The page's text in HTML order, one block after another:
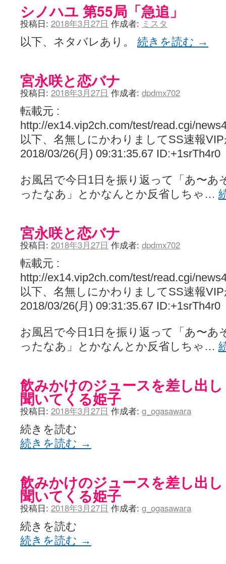
シノハユ 第55局「急追」
投稿日: 2018年3月27日 作成者: ミスタ
以下、ネタバレあり。 続きを読む →
宮永咲と恋バナ
投稿日: 2018年3月27日 作成者: dpdmx702
転載元 :
http://ex14.vip2ch.com/test/read.cgi/
以下、名無しにかわりましてSS速報
2018/03/26(月) 09:31:35.67 ID:+1srTh4r0
お風呂で今日1日を振り返って「あ〜あ
ったなあ」とかなんとか反省しちゃ…
宮永咲と恋バナ
投稿日: 2018年3月27日 作成者: dpdmx702
転載元 :
http://ex14.vip2ch.com/test/read.cgi/
以下、名無しにかわりましてSS速報
2018/03/26(月) 09:31:35.67 ID:+1srTh4r0
お風呂で今日1日を振り返って「あ〜あ
ったなあ」とかなんとか反省しちゃ…
飲みかけのジュースを差し出
聞いてくる姫子
投稿日: 2018年3月27日 作成者: g_ogasawara
続きを読む
続きを読む →
飲みかけのジュースを差し出
聞いてくる姫子
投稿日: 2018年3月27日 作成者: g_ogasawara
続きを読む
続きを読む →